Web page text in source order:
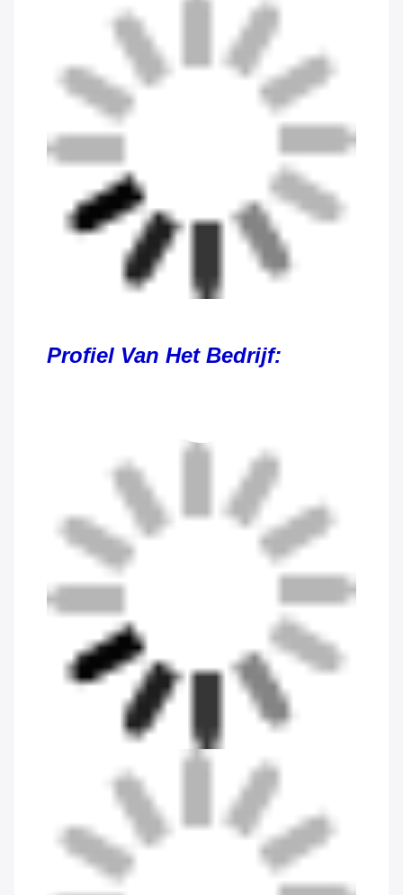
Profiel Van Het Bedrijf: